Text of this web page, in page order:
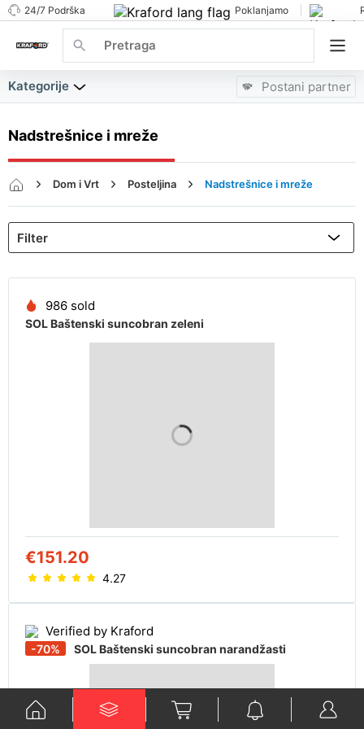
24/7 Podrška Poklanjamo
Kategorije Postani partner
Nadstrešnice i mreže
Dom i Vrt Posteljina Nadstrešnice i mreže
986 sold
SOL Baštenski suncobran zeleni
€151.20
4.27
Verified by Kraford
-70% SOL Baštenski suncobran narandžasti